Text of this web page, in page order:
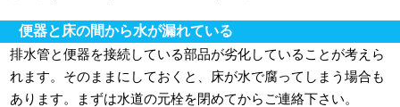
便器と床の間から水が漏れている
排水管と便器を接続している部品が劣化していることが考えら
れます。そのままにしておくと、床が水で腐ってしまう場合も
あります。まずは水道の元栓を閉めてからご連絡下さい。